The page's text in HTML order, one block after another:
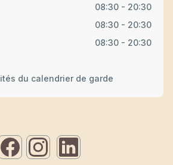
08:30 - 20:30
08:30 - 20:30
08:30 - 20:30
du calendrier de garde